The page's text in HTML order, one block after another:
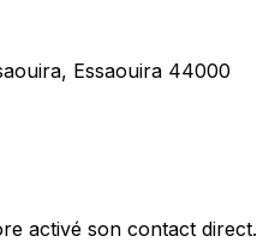
Essaouira 44000
activé son contact direct.